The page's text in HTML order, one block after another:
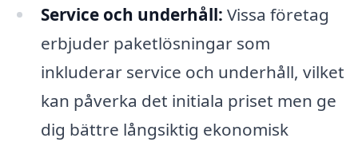
Service och underhåll: Vissa företag
erbjuder paketlösningar som
inkluderar service och underhåll, vilket
kan påverka det initiala priset men ge
dig bättre långsiktig ekonomisk